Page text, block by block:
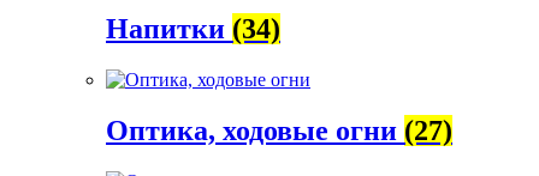
Напитки (34)
Оптика, ходовые огни (27)